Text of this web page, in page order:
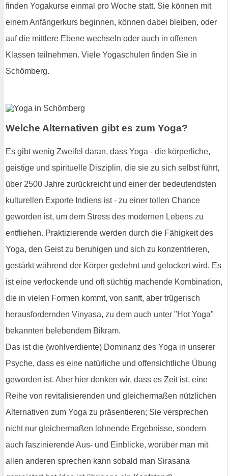
finden Yogakurse einmal pro Woche statt. Sie können mit
einem Anfängerkurs beginnen, können dabei bleiben, oder
auf die mittlere Ebene wechseln oder auch in offenen
Klassen teilnehmen. Viele Yogaschulen finden Sie in
Schömberg.
Welche Alternativen gibt es zum Yoga?
Es gibt wenig Zweifel daran, dass Yoga - die körperliche,
geistige und spirituelle Disziplin, die sie zu sich selbst führt,
über 2500 Jahre zurückreicht und einer der bedeutendsten
kulturellen Exporte Indiens ist - zu einer tollen Chance
geworden ist, um dem Stress des modernen Lebens zu
entfliehen. Praktizierende werden durch die Fähigkeit des
Yoga, den Geist zu beruhigen und sich zu konzentrieren,
gestärkt während der Körper gedehnt und gelockert wird. Es
ist eine verlockende und oft süchtig machende Kombination,
die in vielen Formen kommt, von sanft, aber trügerisch
herausfordernden Vinyasa, zu dem auch unter "Hot Yoga"
bekannten belebendem Bikram.
Das ist die (wohlverdiente) Dominanz des Yoga in unserer
Psyche, dass es eine natürliche und offensichtliche Übung
geworden ist. Aber hier denken wir, dass es Zeit ist, eine
Reihe von revitalisierenden und gleichermaßen nützlichen
Alternativen zum Yoga zu präsentieren; Sie versprechen
nicht nur gleichermaßen lohnende Ergebnisse, sondern
auch faszinierende Aus- und Einblicke, worüber man mit
allen anderen sprechen kann sobald man Sirasana